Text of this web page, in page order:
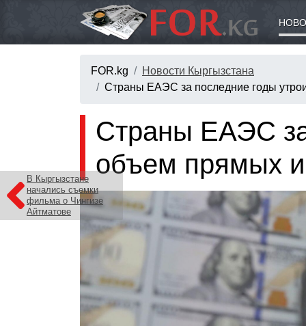
FOR.kg
Новости Кыргызстана
Страны ЕАЭС за последние годы
В Кыргызстане
начались съемки
фильма о Чингизе
Айтматове
Страны ЕАЭС
объем прямых